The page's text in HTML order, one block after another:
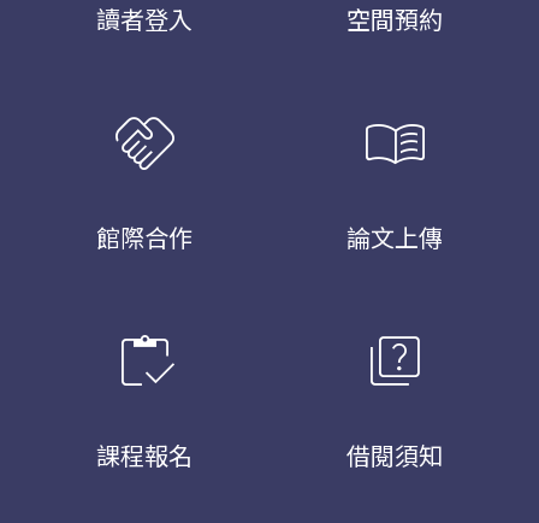
讀者登入 空間預約
handshake
館際合作
menu_book
論文上傳
inventory
課程報名
quiz
借閱須知